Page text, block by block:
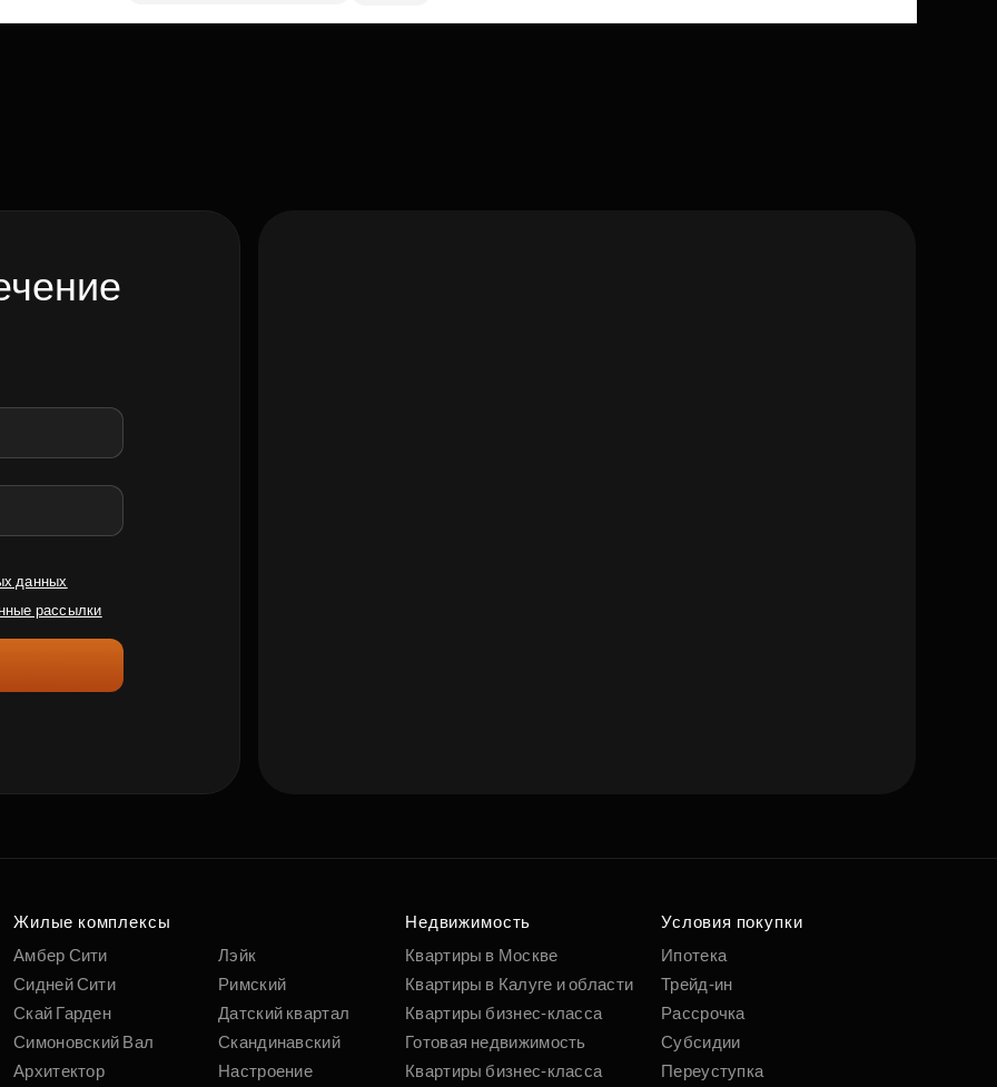
данных
рассылки
Жилые комплексы
Амбер Сити
Сидней Сити
Скай Гарден
Симоновский Вал
Архитектор
Лэйк
Римский
Датский квартал
Скандинавский
Настроение
Недвижимость
Квартиры в Москве
Квартиры в Калуге и области
Квартиры бизнес-класса
Готовая недвижимость
Квартиры бизнес-класса
Условия покупки
Ипотека
Трейд-ин
Рассрочка
Субсидии
Переуступка